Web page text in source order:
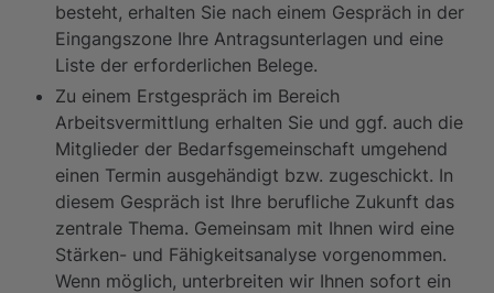
besteht, erhalten Sie nach einem Gespräch in der
Eingangszone Ihre Antragsunterlagen und eine
Liste der erforderlichen Belege.
Zu einem Erstgespräch im Bereich
Arbeitsvermittlung erhalten Sie und ggf. auch die
Mitglieder der Bedarfsgemeinschaft umgehend
einen Termin ausgehändigt bzw. zugeschickt. In
diesem Gespräch ist Ihre berufliche Zukunft das
zentrale Thema. Gemeinsam mit Ihnen wird eine
Stärken- und Fähigkeitsanalyse vorgenommen.
Wenn möglich, unterbreiten wir Ihnen sofort ein